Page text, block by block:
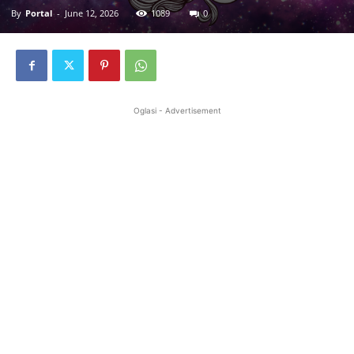
By Portal - June 12, 2026 1089 0
Oglasi - Advertisement